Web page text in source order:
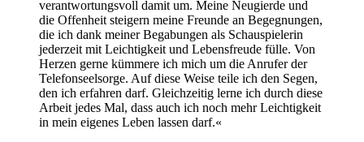
verantwortungsvoll damit um. Meine Neugierde und
die Offenheit steigern meine Freunde an Begegnungen,
die ich dank meiner Begabungen als Schauspielerin
jederzeit mit Leichtigkeit und Lebensfreude fülle. Von
Herzen gerne kümmere ich mich um die Anrufer der
Telefonseelsorge. Auf diese Weise teile ich den Segen,
den ich erfahren darf. Gleichzeitig lerne ich durch diese
Arbeit jedes Mal, dass auch ich noch mehr Leichtigkeit
in mein eigenes Leben lassen darf.«